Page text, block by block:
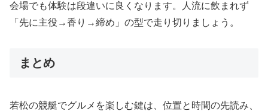
会場でも体験は段違いに良くなります。人流に飲まれず
「先に主役→香り→締め」の型で走り切りましょう。
まとめ
若松の競艇でグルメを楽しむ鍵は、位置と時間の先読み、